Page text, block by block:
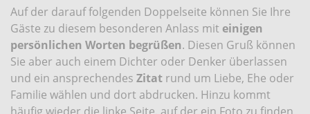
Auf der darauf folgenden Doppelseite können Sie Ihre
Gäste zu diesem besonderen Anlass mit einigen
persönlichen Worten begrüßen. Diesen Gruß können
Sie aber auch einem Dichter oder Denker überlassen
und ein ansprechendes Zitat rund um Liebe, Ehe oder
Familie wählen und dort abdrucken. Hinzu kommt